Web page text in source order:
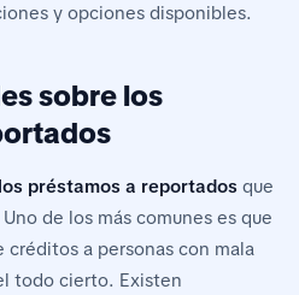
y opciones disponibles.
sobre los
préstamos a reportados que
de los más comunes es que
a personas con mala
todo cierto. Existen